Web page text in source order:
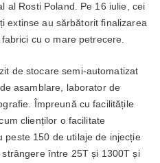
al Rosti Poland. Pe 16 iulie, cei
extinse au sărbătorit finalizarea
cu o mare petrecere.
de stocare semi-automatizat
asamblare, laborator de
Împreună cu facilitățile
clienților o facilitate
peste 150 de utilaje de injecție
între 25T și 1300T și